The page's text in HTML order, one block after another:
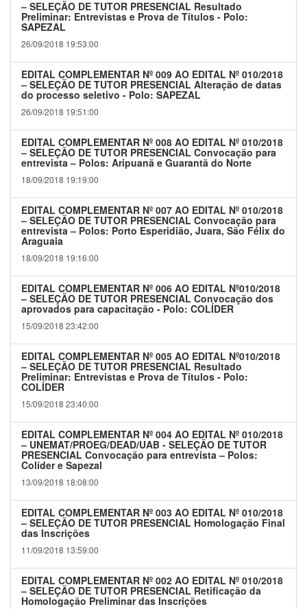
– SELEÇÃO DE TUTOR PRESENCIAL Resultado
Preliminar: Entrevistas e Prova de Títulos - Polo:
SAPEZAL
26/09/2018 19:53:00
EDITAL COMPLEMENTAR Nº 009 AO EDITAL Nº 010/2018
– SELEÇÃO DE TUTOR PRESENCIAL Alteração de datas
do processo seletivo - Polo: SAPEZAL
26/09/2018 19:51:00
EDITAL COMPLEMENTAR Nº 008 AO EDITAL Nº 010/2018
– SELEÇÃO DE TUTOR PRESENCIAL Convocação para
entrevista – Polos: Aripuanã e Guarantã do Norte
18/09/2018 19:19:00
EDITAL COMPLEMENTAR Nº 007 AO EDITAL Nº 010/2018
– SELEÇÃO DE TUTOR PRESENCIAL Convocação para
entrevista – Polos: Porto Esperidião, Juara, São Félix do
Araguaia
18/09/2018 19:16:00
EDITAL COMPLEMENTAR Nº 006 AO EDITAL Nº010/2018
– SELEÇÃO DE TUTOR PRESENCIAL Convocação dos
aprovados para capacitação - Polo: COLÍDER
15/09/2018 23:42:00
EDITAL COMPLEMENTAR Nº 005 AO EDITAL Nº010/2018
– SELEÇÃO DE TUTOR PRESENCIAL Resultado
Preliminar: Entrevistas e Prova de Títulos - Polo:
COLÍDER
15/09/2018 23:40:00
EDITAL COMPLEMENTAR Nº 004 AO EDITAL Nº 010/2018
– UNEMAT/PROEG/DEAD/UAB - SELEÇÃO DE TUTOR
PRESENCIAL Convocação para entrevista – Polos:
Colíder e Sapezal
13/09/2018 18:08:00
EDITAL COMPLEMENTAR Nº 003 AO EDITAL Nº 010/2018
– SELEÇÃO DE TUTOR PRESENCIAL Homologação Final
das Inscrições
11/09/2018 13:59:00
EDITAL COMPLEMENTAR Nº 002 AO EDITAL Nº 010/2018
– SELEÇÃO DE TUTOR PRESENCIAL Retificação da
Homologação Preliminar das Inscrições